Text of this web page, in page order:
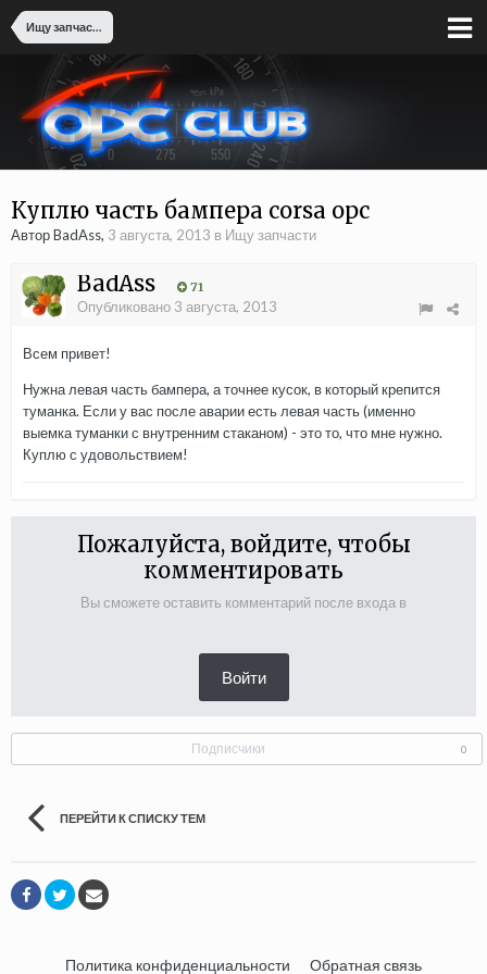
Ищу запчасти
Куплю часть бампера corsa opc
Автор BadAss, 3 августа, 2013 в Ищу запчасти
BadAss 71
Опубликовано 3 августа, 2013
Всем привет!
Нужна левая часть бампера, а точнее кусок, в который крепится
туманка. Если у вас после аварии есть левая часть (именно
выемка туманки с внутренним стаканом) - это то, что мне нужно.
Куплю с удовольствием!
Пожалуйста, войдите, чтобы
комментировать
Вы сможете оставить комментарий после входа в
Войти
Подписчики 0
ПЕРЕЙТИ К СПИСКУ ТЕМ
Политика конфиденциальности Обратная связь